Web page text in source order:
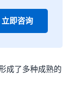
立即咨询
成了多种成熟的